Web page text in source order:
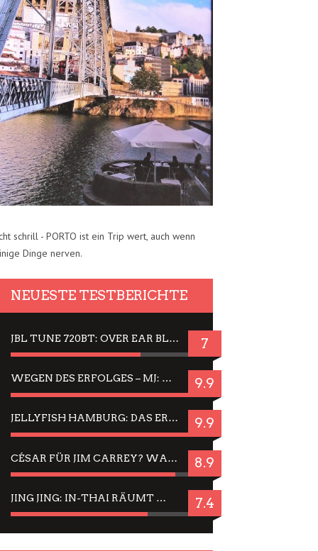
schrill - PORTO ist ein Trip wert, auch wenn
Dinge nerven.
NEUESTE TESTBERICHTE
JBL TUNE 720BT: OVER EAR BLUETOOTH KOPFHÖRER UM DIE 50,-€ IM DAUER-TEST 7
WEGEN DES ERFOLGES – MJ: MICHAEL JACKSON MUSICAL IN EINER MATINEE SEHEN 9.9
JELLYFISH HAMBURG: DAS ERFOLGREICHE SOMMER-MENÜ 2025 IN GEFÜHLEN UND BILDERN 9.9
CÉSAR FÜR JIM CARREY? WARUM DAS EINER DER NERVIGSTEN ACTORS IST UND BLEIBT 8.9
JING JING: IN-THAI RÄUMT WIEDER TITEL AB – EIN ZWEI-STUNDEN-ERLEBNISBERICHT 7.4